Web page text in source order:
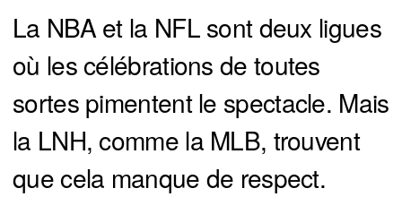
La NBA et la NFL sont deux ligues
où les célébrations de toutes
sortes pimentent le spectacle. Mais
la LNH, comme la MLB, trouvent
que cela manque de respect.